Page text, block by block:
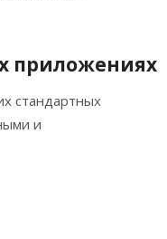
приложениях
стандартных
и